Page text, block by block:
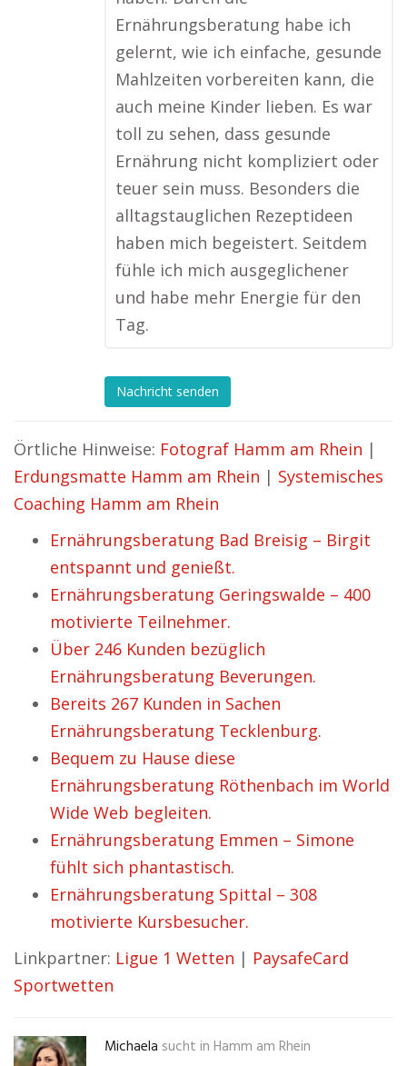
Ernährungsberatung habe ich
gelernt, wie ich einfache, gesunde
Mahlzeiten vorbereiten kann, die
auch meine Kinder lieben. Es war
toll zu sehen, dass gesunde
Ernährung nicht kompliziert oder
teuer sein muss. Besonders die
alltagstauglichen Rezeptideen
haben mich begeistert. Seitdem
fühle ich mich ausgeglichener
und habe mehr Energie für den
Tag.
Nachricht senden
Örtliche Hinweise: Fotograf Hamm am Rhein |
Erdungsmatte Hamm am Rhein | Systemisches
Coaching Hamm am Rhein
Ernährungsberatung Bad Breisig – Birgit
entspannt und genießt.
Ernährungsberatung Geringswalde – 400
motivierte Teilnehmer.
Über 246 Kunden bezüglich
Ernährungsberatung Beverungen.
Bereits 267 Kunden in Sachen
Ernährungsberatung Tecklenburg.
Bequem zu Hause diese
Ernährungsberatung Röthenbach im World
Wide Web begleiten.
Ernährungsberatung Emmen – Simone
fühlt sich phantastisch.
Ernährungsberatung Spittal – 308
motivierte Kursbesucher.
Linkpartner: Ligue 1 Wetten | PaysafeCard
Sportwetten
Michaela sucht in Hamm am Rhein